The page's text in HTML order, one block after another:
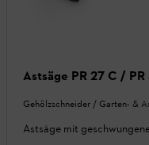
Astsäge PR 27 C /
Gehölzschneider / Garten- &
Astsäge mit